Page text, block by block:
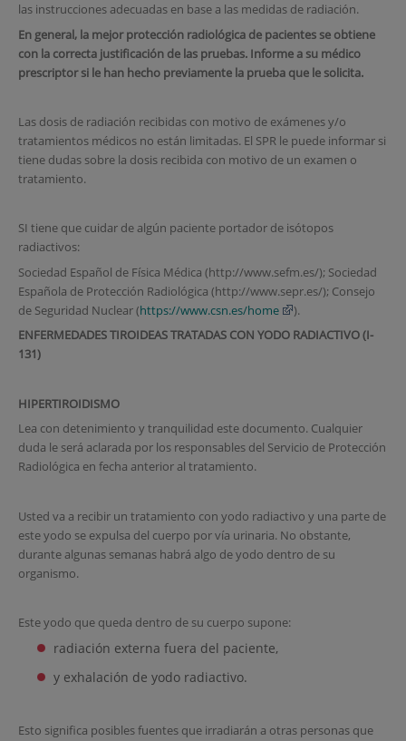
las instrucciones adecuadas en base a las medidas de radiación.
En general, la mejor protección radiológica de pacientes se obtiene
con la correcta justificación de las pruebas. Informe a su médico
prescriptor si le han hecho previamente la prueba que le solicita.
Las dosis de radiación recibidas con motivo de exámenes y/o
tratamientos médicos no están limitadas. El SPR le puede informar si
tiene dudas sobre la dosis recibida con motivo de un examen o
tratamiento.
SI tiene que cuidar de algún paciente portador de isótopos
radiactivos:
Sociedad Español de Física Médica (http://www.sefm.es/); Sociedad
Española de Protección Radiológica (http://www.sepr.es/); Consejo
de Seguridad Nuclear (https://www.csn.es/home
).
ENFERMEDADES TIROIDEAS TRATADAS CON YODO RADIACTIVO (I-
131)
HIPERTIROIDISMO
Lea con detenimiento y tranquilidad este documento. Cualquier
duda le será aclarada por los responsables del Servicio de Protección
Radiológica en fecha anterior al tratamiento.
Usted va a recibir un tratamiento con yodo radiactivo y una parte de
este yodo se expulsa del cuerpo por vía urinaria. No obstante,
durante algunas semanas habrá algo de yodo dentro de su
organismo.
Este yodo que queda dentro de su cuerpo supone:
radiación externa fuera del paciente,
y exhalación de yodo radiactivo.
Esto significa posibles fuentes que irradiarán a otras personas que